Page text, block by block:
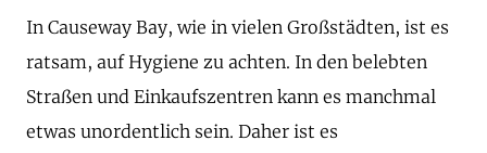
In Causeway Bay, wie in vielen Großstädten, ist es
ratsam, auf Hygiene zu achten. In den belebten
Straßen und Einkaufszentren kann es manchmal
etwas unordentlich sein. Daher ist es